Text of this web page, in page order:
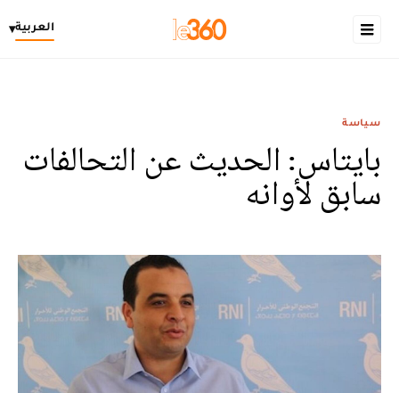
العربية▾
سياسة
بايتاس: الحديث عن التحالفات
سابق لأوانه